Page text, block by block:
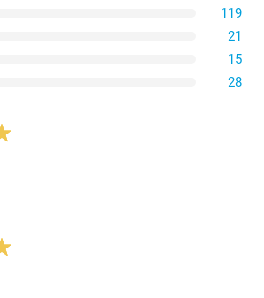
119
21
15
28